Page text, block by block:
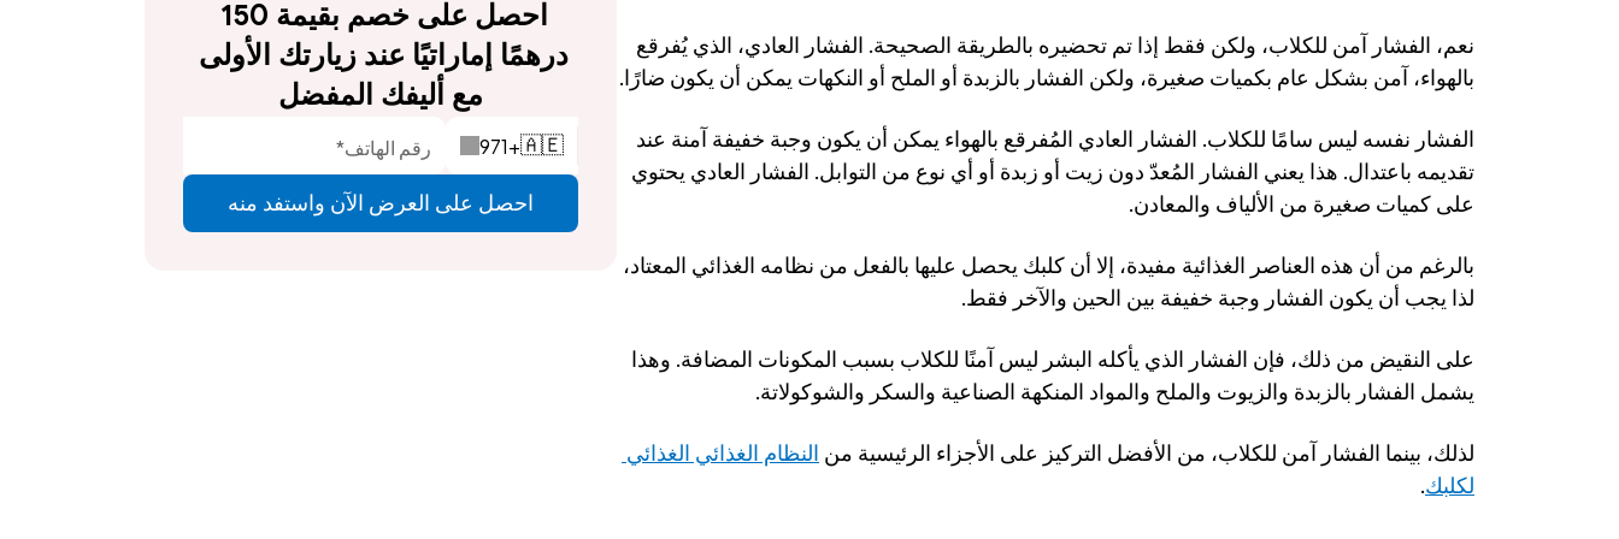
بالهواء، آمن بشكل عام بكميات صغيرة، ولكن الفشار بالزبدة أو الملح أو النكهات يمكن أن يكون ضارًا.
على كميات صغيرة من الألياف والمعادن.
لذا يجب أن يكون الفشار وجبة خفيفة بين الحين والآخر فقط.
يشمل الفشار بالزبدة والزيوت والملح والمواد المنكهة الصناعية والسكر والشوكولاتة.
لذلك، بينما الفشار آمن للكلاب، من الأفضل التركيز على الأجزاء الرئيسية من
لكلبك.
مع أليفك المفضل
🇦🇪
+
971
احصل على العرض الآن واستفد منه